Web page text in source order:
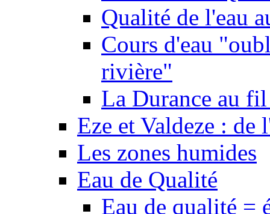
Qualité de l'eau
Cours d'eau
rivière"
La Durance au
Eze et Valdeze : de
Les zones humides
Eau de Qualité
Eau de qualité =